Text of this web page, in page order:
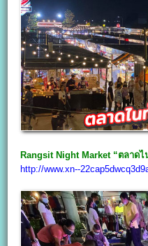
Rangsit Night Market “ตลาด
http://www.xn--